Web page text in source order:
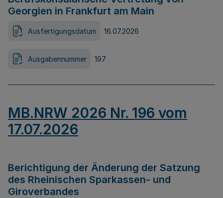
Georgien in Frankfurt am Main
Ausfertigungsdatum 16.07.2026
Ausgabennummer 197
MB.NRW 2026 Nr. 196 vom
17.07.2026
Berichtigung der Änderung der Satzung
des Rheinischen Sparkassen- und
Giroverbandes